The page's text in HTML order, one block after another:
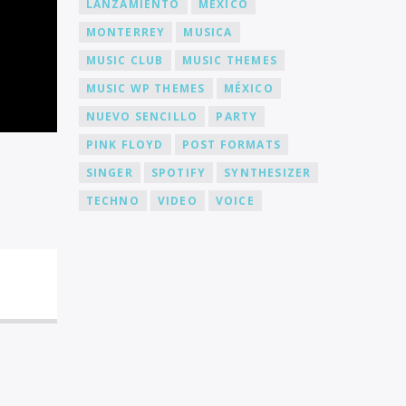
LANZAMIENTO
MEXICO
MONTERREY
MUSICA
MUSIC CLUB
MUSIC THEMES
MUSIC WP THEMES
MÉXICO
NUEVO SENCILLO
PARTY
PINK FLOYD
POST FORMATS
SINGER
SPOTIFY
SYNTHESIZER
TECHNO
VIDEO VOICE